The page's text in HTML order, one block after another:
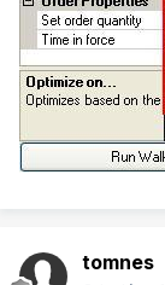
tomnes